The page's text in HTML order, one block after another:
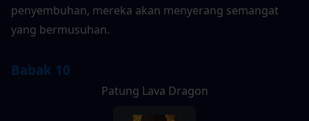
penyembuhan, mereka akan menyerang semangat
yang bermusuhan.
Babak 10
Patung Lava Dragon